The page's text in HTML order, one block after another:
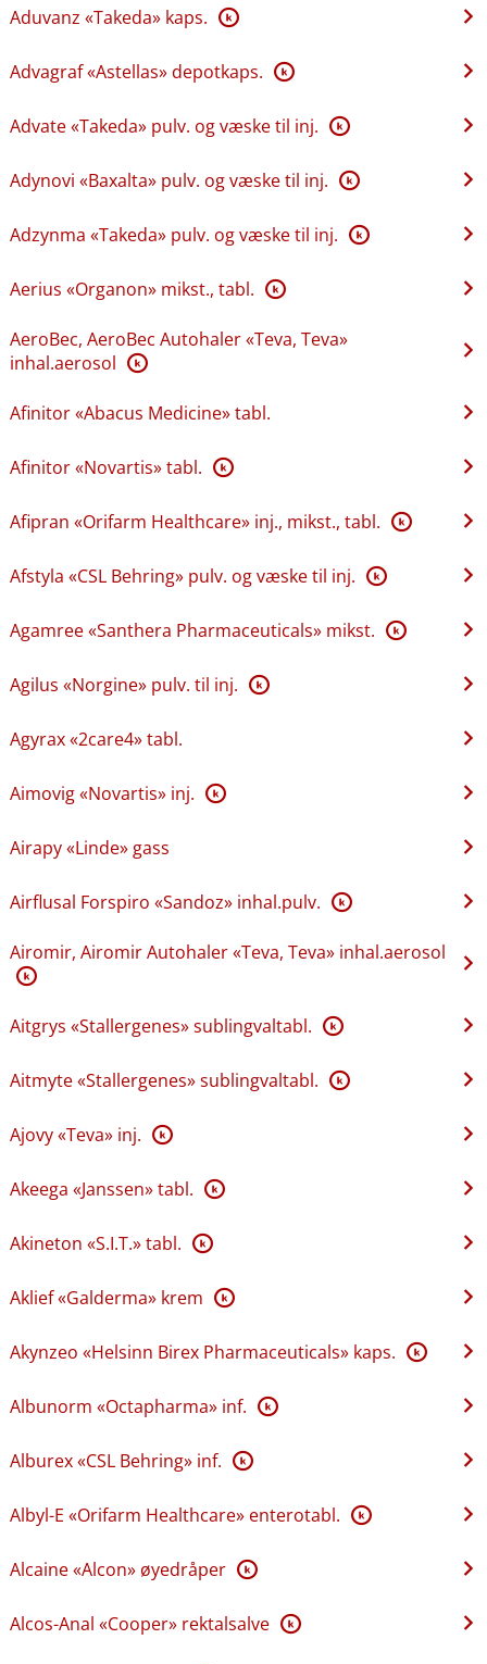
Aduvanz «Takeda» kaps. K
Advagraf «Astellas» depotkaps. K
Advate «Takeda» pulv. og væske til inj. K
Adynovi «Baxalta» pulv. og væske til inj. K
Adzynma «Takeda» pulv. og væske til inj. K
Aerius «Organon» mikst., tabl. K
AeroBec, AeroBec Autohaler «Teva, Teva»
inhal.aerosol K
Afinitor «Abacus Medicine» tabl.
Afinitor «Novartis» tabl. K
Afipran «Orifarm Healthcare» inj., mikst., tabl. K
Afstyla «CSL Behring» pulv. og væske til inj. K
Agamree «Santhera Pharmaceuticals» mikst. K
Agilus «Norgine» pulv. til inj. K
Agyrax «2care4» tabl.
Aimovig «Novartis» inj. K
Airapy «Linde» gass
Airflusal Forspiro «Sandoz» inhal.pulv. K
Airomir, Airomir Autohaler «Teva, Teva» inhal.aerosol
K
Aitgrys «Stallergenes» sublingvaltabl. K
Aitmyte «Stallergenes» sublingvaltabl. K
Ajovy «Teva» inj. K
Akeega «Janssen» tabl. K
Akineton «S.I.T.» tabl. K
Aklief «Galderma» krem K
Akynzeo «Helsinn Birex Pharmaceuticals» kaps. K
Albunorm «Octapharma» inf. K
Alburex «CSL Behring» inf. K
Albyl-E «Orifarm Healthcare» enterotabl. K
Alcaine «Alcon» øyedråper K
Alcos-Anal «Cooper» rektalsalve K